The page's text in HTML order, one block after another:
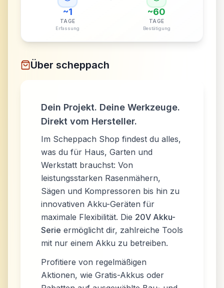
~1
TAGE
Erfassung
~60
TAGE
Bestätigung
Über scheppach
Dein Projekt. Deine Werkzeuge.
Direkt vom Hersteller.
Im Scheppach Shop findest du alles,
was du für Haus, Garten und
Werkstatt brauchst: Von
leistungsstarken Rasenmähern,
Sägen und Kompressoren bis hin zu
innovativen Akku-Geräten für
maximale Flexibilität. Die 20V Akku-
Serie ermöglicht dir, zahlreiche Tools
mit nur einem Akku zu betreiben.
Profitiere von regelmäßigen
Aktionen, wie Gratis-Akkus oder